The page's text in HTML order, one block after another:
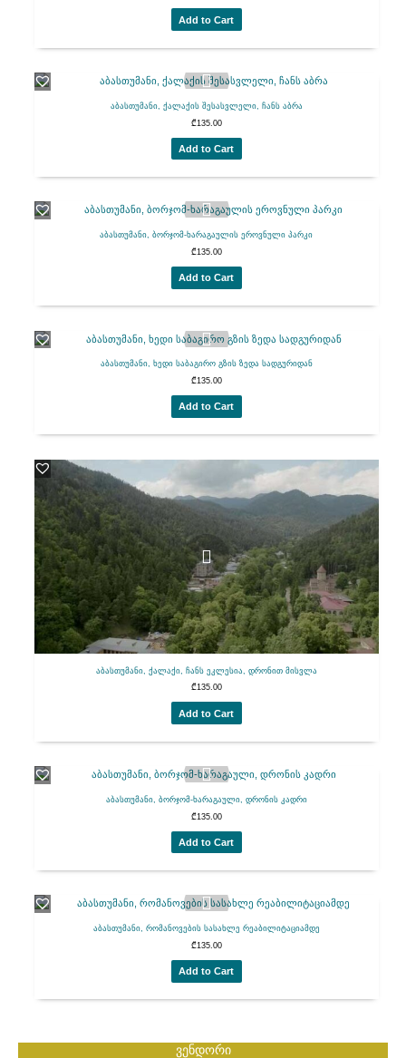
Add to Cart
აბასთუმანი, ქალაქის შესასვლელი, ჩანს აბრა
₾135.00
Add to Cart
აბასთუმანი, ბორჯომ-ხარაგაულის ეროვნული პარკი
₾135.00
Add to Cart
აბასთუმანი, ხედი საბაგირო გზის ზედა სადგურიდან
₾135.00
Add to Cart
აბასთუმანი, ქალაქი, ჩანს ეკლესია, დრონით მისვლა
₾135.00
Add to Cart
აბასთუმანი, ბორჯომ-ხარაგაული, დრონის კადრი
₾135.00
Add to Cart
აბასთუმანი, რომანოვების სასახლე რეაბილიტაციამდე
₾135.00
Add to Cart
ვენდორი